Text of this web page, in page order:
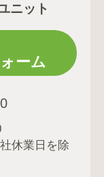
ニット
ーム
休業日を除